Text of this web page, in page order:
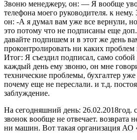
Звоню менеджеру, он: — Я вообще
телефона моего руководителя. к
он: -А я думал вам уже все вернули, но
это потому что не подписаны еще
давайте подпишем и в этот же день
проконтролировать ни каких проблем
Итог: Я съездил подписал, само собой
каждый день ему звоню, он мне
технические проблемы, бухгалтер
почему еще не переслали. и т.д.
заблуждение.
На сегодняшний день: 26.02.2018год.
звонок вообще не отвечает. возврата
ни машин. Вот такая организация